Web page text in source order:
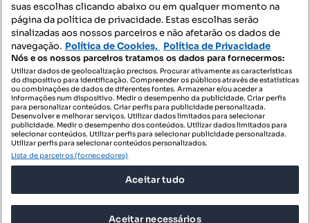
Contacte-nos
SIGA-NOS:
DESCARREGAR NA:
© 2026 Imovirtual.com, OLX Portugal, S.A.
suas escolhas clicando abaixo ou em qualquer momento na
página da política de privacidade. Estas escolhas serão
sinalizadas aos nossos parceiros e não afetarão os dados de
navegação. Política de Cookies, Política de Privacidade
Nós e os nossos parceiros tratamos os dados para fornecermos:
Utilizar dados de geolocalização precisos. Procurar ativamente as características
do dispositivo para identificação. Compreender os públicos através de estatísticas
ou combinações de dados de diferentes fontes. Armazenar e/ou aceder a
informações num dispositivo. Medir o desempenho da publicidade. Criar perfis
para personalizar conteúdos. Criar perfis para publicidade personalizada.
Desenvolver e melhorar serviços. Utilizar dados limitados para selecionar
publicidade. Medir o desempenho dos conteúdos. Utilizar dados limitados para
selecionar conteúdos. Utilizar perfis para selecionar publicidade personalizada.
Utilizar perfis para selecionar conteúdos personalizados.
Lista de parceiros (fornecedores)
Aceitar tudo
Aceitar necessários